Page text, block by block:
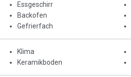
Essgeschirr
Backofen
Gefrierfach
Klima
Keramikboden